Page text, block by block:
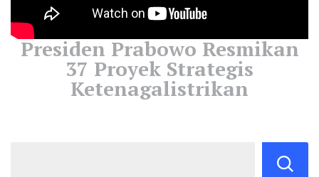
Presiden Prabowo Resmikan
37 Proyek Strategis
Ketenagalistrikan